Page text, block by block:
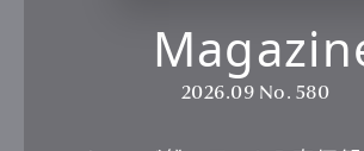
2026.09 No. 580